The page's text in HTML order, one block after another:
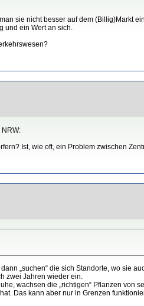
sie nicht besser auf dem (Billig)Markt
und ein Wert an sich.
Ist, wie oft, ein Problem zwischen
„suchen“ die sich Standorte, wo sie
zwei Jahren wieder ein.
wachsen die „richtigen“ Pflanzen von
Das kann aber nur in Grenzen